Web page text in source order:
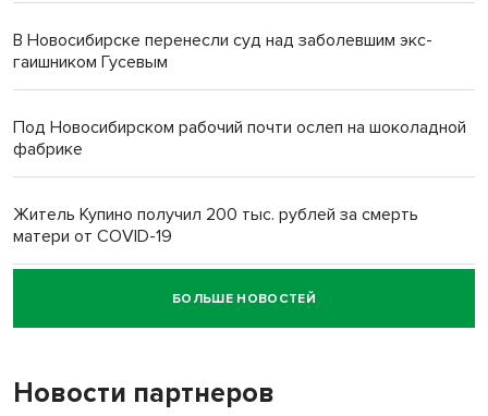
В Новосибирске перенесли суд над заболевшим экс-
гаишником Гусевым
Под Новосибирском рабочий почти ослеп на шоколадной
фабрике
Житель Купино получил 200 тыс. рублей за смерть
матери от COVID-19
Новосибирский суд наказал водителя за смерть
пенсионерки на вокзале
«Мы живём на пастбище!»: в новосибирском селе лошади
терроризируют жителей
БОЛЬШЕ НОВОСТЕЙ
Новости партнеров